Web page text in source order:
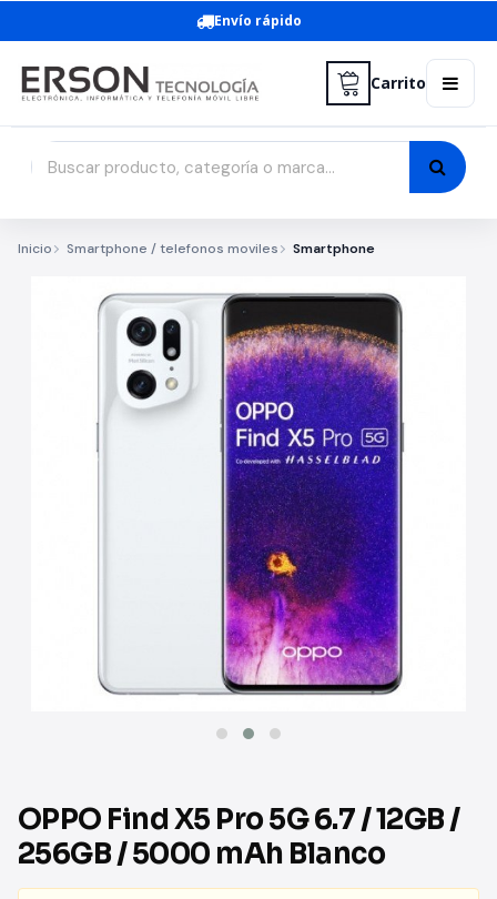
Envío rápido
Carrito
Inicio Smartphone / telefonos moviles Smartphone
OPPO Find X5 Pro 5G 6.7 / 12GB /
256GB / 5000 mAh Blanco